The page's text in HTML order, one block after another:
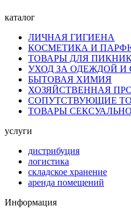
каталог
ЛИЧНАЯ ГИГИЕНА
КОСМЕТИКА И
ТОВАРЫ ДЛЯ
УХОД ЗА ОДЕЖДОЙ И
БЫТОВАЯ ХИМИЯ
ХОЗЯЙСТВЕННАЯ
СОПУТСТВУЮЩИЕ
ТОВАРЫ
услуги
дистрибуция
логистика
складское хранение
аренда помещений
Информация